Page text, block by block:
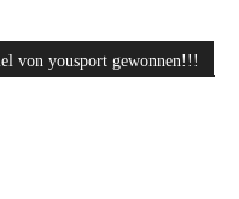
von yousport gewonnen!!!